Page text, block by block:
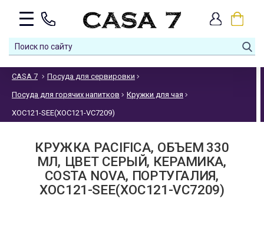
CASA 7 Посуда для сервировки
Посуда для горячих напитков Кружки для чая
XOC121-SEE(XOC121-VC7209)
КРУЖКА PACIFICA, ОБЪЕМ 330
МЛ, ЦВЕТ СЕРЫЙ, КЕРАМИКА,
COSTA NOVA, ПОРТУГАЛИЯ,
XOC121-SEE(XOC121-VC7209)